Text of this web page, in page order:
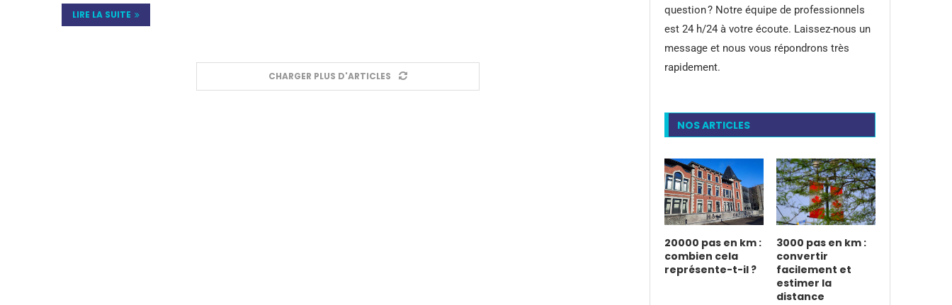
LIRE LA SUITE
CHARGER PLUS D'ARTICLES
question ? Notre équipe de professionnels
est 24 h/24 à votre écoute. Laissez-nous un
message et nous vous répondrons très
rapidement.
NOS ARTICLES
20000 pas en km :
combien cela
représente-t-il ?
3000 pas en km :
convertir
facilement et
estimer la
distance